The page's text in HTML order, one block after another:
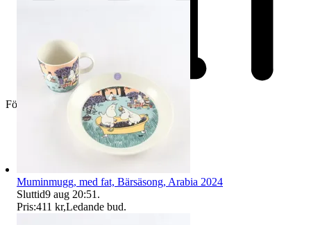
Företag
Muminmugg, med fat, Bärsäsong, Arabia 2024
Sluttid9 aug 20:51 .
Pris:411 kr,Ledande bud.